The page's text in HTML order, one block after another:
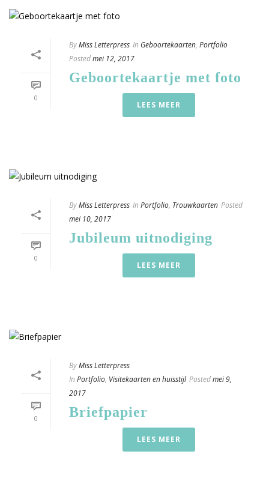
0
ByMiss Letterpress In Geboortekaarten, Portfolio
Postedmei 12, 2017
Geboortekaartje met foto
LEES MEER
0
ByMiss Letterpress In Portfolio, Trouwkaarten Posted
mei 10, 2017
Jubileum uitnodiging
LEES MEER
0
ByMiss Letterpress
In Portfolio, Visitekaarten en huisstijl Postedmei 9,
2017
Briefpapier
LEES MEER